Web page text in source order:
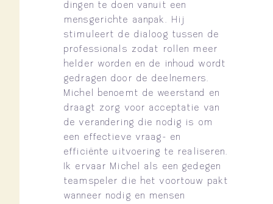
dingen te doen vanuit een
mensgerichte aanpak. Hij
stimuleert de dialoog tussen de
professionals zodat rollen meer
helder worden en de inhoud wordt
gedragen door de deelnemers.
Michel benoemt de weerstand en
draagt zorg voor acceptatie van
de verandering die nodig is om
een effectieve vraag- en
efficiënte uitvoering te realiseren.
Ik ervaar Michel als een gedegen
teamspeler die het voortouw pakt
wanneer nodig en mensen